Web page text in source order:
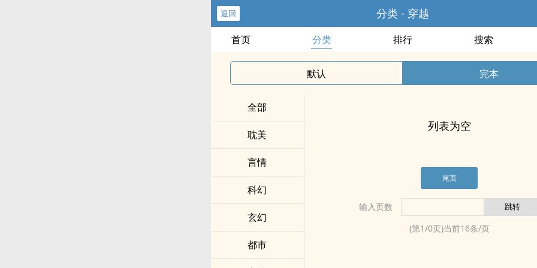
返回 分类 - 穿越
首页 分类 排行 搜索
默认 完本
全部
耽美
言情
科幻
玄幻
都市
列表为空
尾页
输入页数
(第1/0页)当前16条/页